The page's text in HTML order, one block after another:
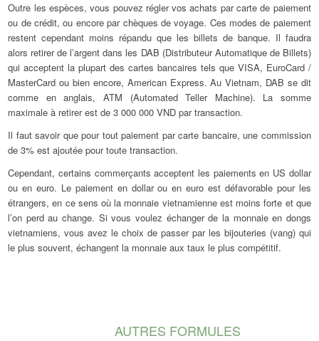
Outre les espèces, vous pouvez régler vos achats par carte de paiement
ou de crédit, ou encore par chèques de voyage. Ces modes de paiement
restent cependant moins répandu que les billets de banque. Il faudra
alors retirer de l’argent dans les DAB (Distributeur Automatique de Billets)
qui acceptent la plupart des cartes bancaires tels que VISA, EuroCard /
MasterCard ou bien encore, American Express. Au Vietnam, DAB se dit
comme en anglais, ATM (Automated Teller Machine). La somme
maximale à retirer est de 3 000 000 VND par transaction.
Il faut savoir que pour tout paiement par carte bancaire, une commission
de 3% est ajoutée pour toute transaction.
Cependant, certains commerçants acceptent les paiements en US dollar
ou en euro. Le paiement en dollar ou en euro est défavorable pour les
étrangers, en ce sens où la monnaie vietnamienne est moins forte et que
l’on perd au change. Si vous voulez échanger de la monnaie en dongs
vietnamiens, vous avez le choix de passer par les bijouteries (vang) qui
le plus souvent, échangent la monnaie aux taux le plus compétitif.
AUTRES FORMULES